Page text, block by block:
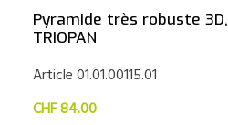
Pyramide très robuste 3D,
TRIOPAN
Article 01.01.00115.01
CHF 84.00